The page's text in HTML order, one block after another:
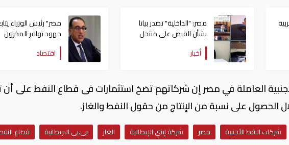
مصر: "الداخلية" تصدر بيانا
بشأن القبض على منتحل
صفة قاضي للاستيلاء على
المواطنين
أخبار
مصر" رئيس الوزراء
جهود توافر المخزون
الاستراتيجي من السلع
والمنتجات الأساسية
اقتصاد
العاملة في مصر إن شركاتهم تضخ استثمارات فى قطاع النفط على أن
الحصول على نسبة من الإنتاج من حقول النفط والغاز.
شركات النفط الأجنبية مصر شركة إيني الإيطالية الغاز بي.بي البريطانية
قطاع